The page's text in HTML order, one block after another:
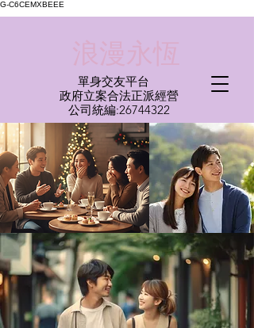
G-C6CEMXBEEE
單身交友平台
​政府立案合法正派經營​
​公司統編:26744322
​浪漫永恆